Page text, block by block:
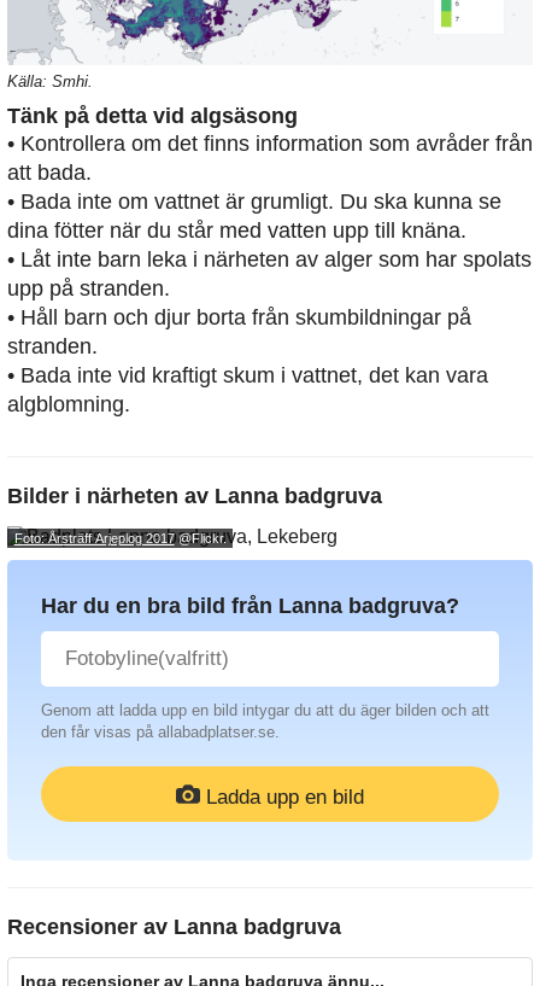
Källa: Smhi.
Tänk på detta vid algsäsong
• Kontrollera om det finns information som avråder från
att bada.
• Bada inte om vattnet är grumligt. Du ska kunna se
dina fötter när du står med vatten upp till knäna.
• Låt inte barn leka i närheten av alger som har spolats
upp på stranden.
• Håll barn och djur borta från skumbildningar på
stranden.
• Bada inte vid kraftigt skum i vattnet, det kan vara
algblomning.
Bilder i närheten av Lanna badgruva
Foto: Årsträff Arjeplog 2017@Flickr.
Har du en bra bild från Lanna badgruva?
Genom att ladda upp en bild intygar du att du äger bilden och att
den får visas på allabadplatser.se.
Ladda upp en bild
Recensioner av Lanna badgruva
Inga recensioner av Lanna badgruva ännu...